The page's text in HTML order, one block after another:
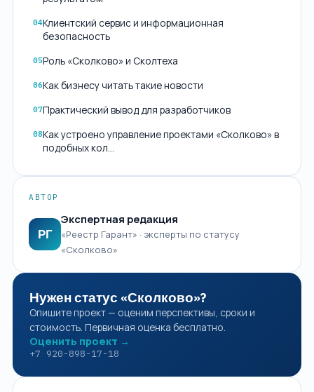
04Клиентский сервис и информационная
безопасность
05Роль «Сколково» и Сколтеха
06Как бизнесу читать такие новости
07Практический вывод для разработчиков
08Как устроено управление проектами «Сколково» в
подобных кол…
АВТОР
РГ
Экспертная редакция
«Реестр Гарант» · эксперты по статусу
«Сколково»
Нужен статус «Сколково»?
Опишите проект — оценим перспективы, сроки и
стоимость. Первичная оценка бесплатно.
Оценить проект →
+7 920-898-17-18